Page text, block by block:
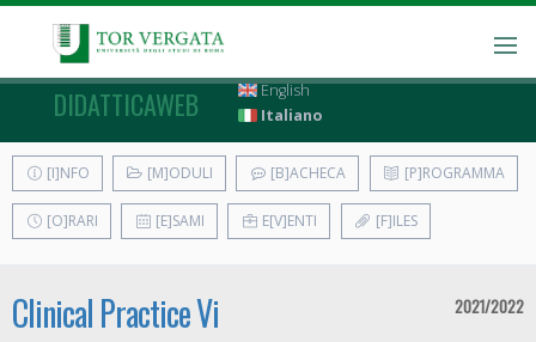
DIDATTICAWEB
English
Italiano
[I]NFO [M]ODULI [B]ACHECA [P]ROGRAMMA
[O]RARI [E]SAMI E[V]ENTI [F]ILES
Clinical Practice Vi 2021/2022